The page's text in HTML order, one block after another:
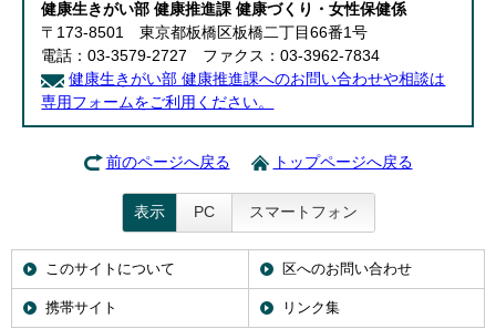
健康生きがい部 健康推進課 健康づくり・女性保健係
〒173-8501 東京都板橋区板橋二丁目66番1号
電話：03-3579-2727 ファクス：03-3962-7834
健康生きがい部 健康推進課へのお問い合わせや相談は
専用フォームをご利用ください。
前のページへ戻る トップページへ戻る
表示 PC スマートフォン
このサイトについて 区へのお問い合わせ
携帯サイト リンク集